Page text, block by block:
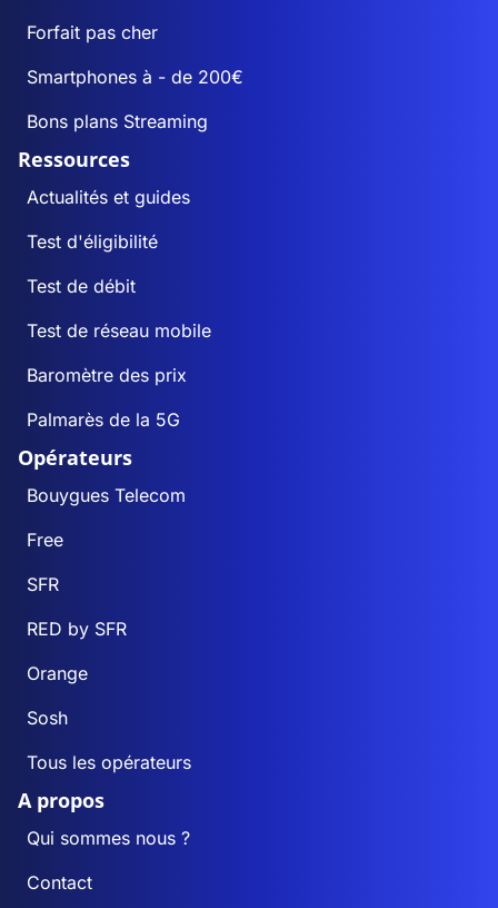
Forfait pas cher
Smartphones à - de 200€
Bons plans Streaming
Ressources
Actualités et guides
Test d'éligibilité
Test de débit
Test de réseau mobile
Baromètre des prix
Palmarès de la 5G
Opérateurs
Bouygues Telecom
Free
SFR
RED by SFR
Orange
Sosh
Tous les opérateurs
A propos
Qui sommes nous ?
Contact